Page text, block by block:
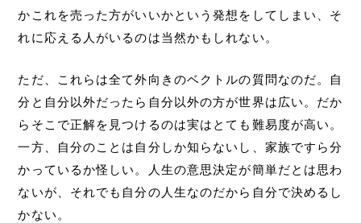
かこれを売った方がいいかという発想をしてしまい、そ
れに応える人がいるのは当然かもしれない。
ただ、これらは全て外向きのベクトルの質問なのだ。自
分と自分以外だったら自分以外の方が世界は広い。だか
らそこで正解を見つけるのは実はとても難易度が高い。
一方、自分のことは自分しか知らないし、家族ですら分
かっているか怪しい。人生の意思決定が簡単だとは思わ
ないが、それでも自分の人生なのだから自分で決めるし
かない。